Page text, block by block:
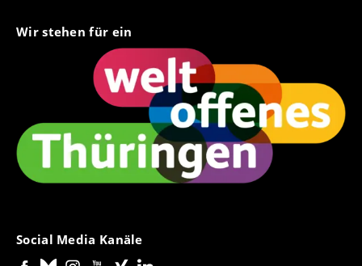
Wir stehen für ein
Social Media Kanäle